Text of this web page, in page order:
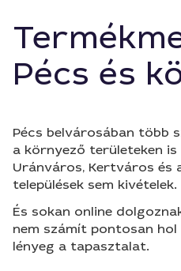
Pécs és
Pécs belvárosában több
a környező területeken
Uránváros, Kertváros és
települések sem kivételek.
És sokan online
nem számít pontosan hol
lényeg a tapasztalat.